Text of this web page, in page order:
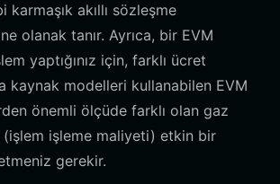
akıllı sözleşme
olanak tanır. Ayrıca, bir EVM
yaptığınız için, farklı ücret
kaynak modelleri kullanabilen EVM
önemli ölçüde farklı olan gaz
işleme maliyeti) etkin bir
gerekir.